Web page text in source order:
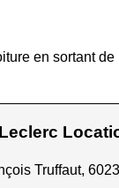
en sortant
Truffaut,